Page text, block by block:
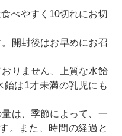
べやすく10切れにお切
開封後はお早めにお召
りません、上質な水飴
飴は1才未満の乳児にも
は、季節によって、一
。また、時間の経過と